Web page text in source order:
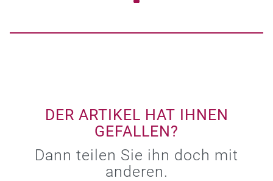
DER ARTIKEL HAT IHNEN
GEFALLEN?
Dann teilen Sie ihn doch mit
anderen.